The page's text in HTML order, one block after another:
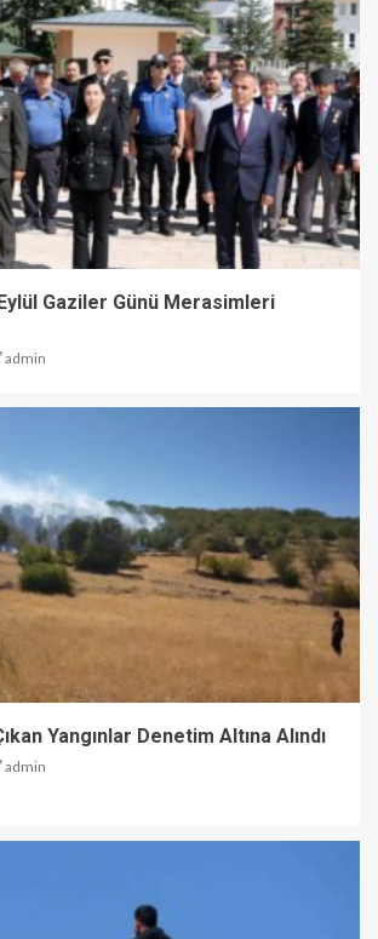
Gaziler Günü Merasimleri
admin
Yangınlar Denetim Altına Alındı
admin